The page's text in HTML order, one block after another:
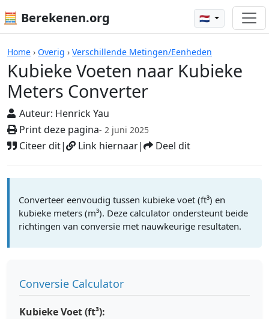
🧮 Berekenen.org 🇳🇱
Home › Overig › Verschillende Metingen/Eenheden
Kubieke Voeten naar Kubieke
Meters Converter
Auteur: Henrick Yau
Print deze pagina- 2 juni 2025
Citeer dit| Link hiernaar| Deel dit
Rekenmachines
Converteer eenvoudig tussen kubieke voet (ft³) en
kubieke meters (m³). Deze calculator ondersteunt beide
richtingen van conversie met nauwkeurige resultaten.
Conversie Calculator
Kubieke Voet (ft³):